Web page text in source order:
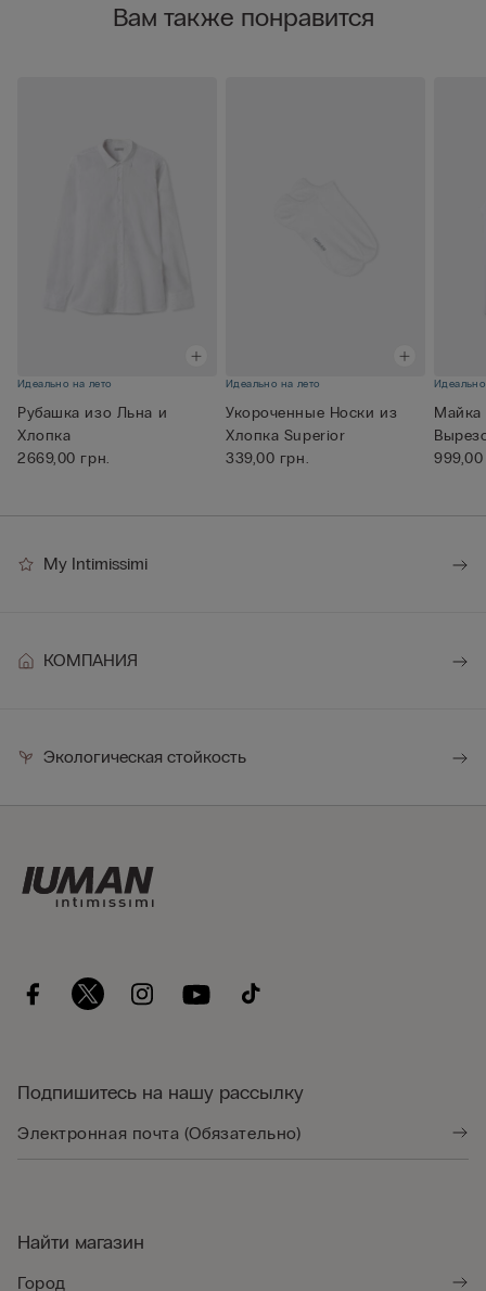
Вам также понравится
Идеально на лето
Рубашка изо Льна и
Хлопка
2669,00 грн.
Идеально на лето
Укороченные Носки из
Хлопка Superior
339,00 грн.
Майка
999,00
My Intimissimi
КОМПАНИЯ
Экологическая стойкость
Подпишитесь на нашу рассылку
Найти магазин